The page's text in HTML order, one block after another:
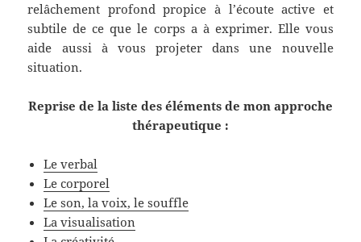
relâchement profond propice à l’écoute active et
subtile de ce que le corps a à exprimer. Elle vous
aide aussi à vous projeter dans une nouvelle
situation.
Reprise de la liste des éléments de mon approche
thérapeutique :
Le verbal
Le corporel
Le son, la voix, le souffle
La visualisation